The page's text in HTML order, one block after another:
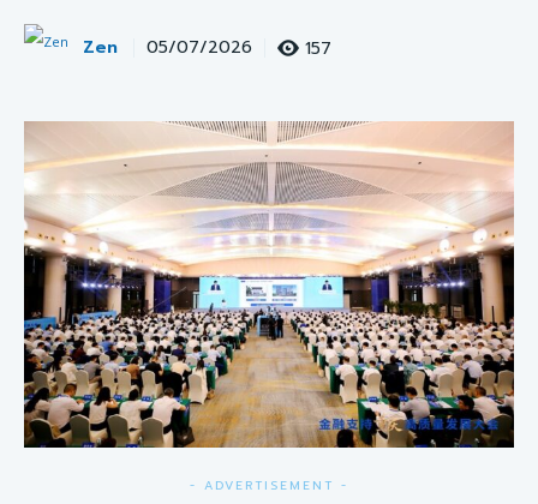
Zen 05/07/2026 157
- ADVERTISEMENT -